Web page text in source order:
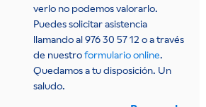
verlo no podemos valorarlo.
Puedes solicitar asistencia
llamando al 976 30 57 12 o a través
de nuestroformulario online.
Quedamos a tu disposición. Un
saludo.